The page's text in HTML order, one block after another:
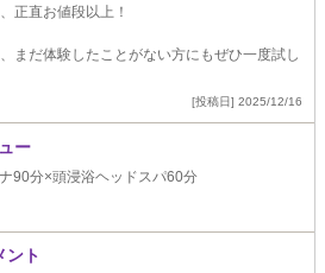
正直お値段以上！
まだ体験したことがない方にもぜひ一度試し
[投稿日] 2025/12/16
ー
90分×頭浸浴ヘッドスパ60分
ント